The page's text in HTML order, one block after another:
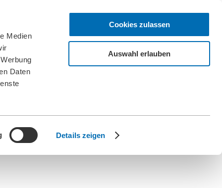
Medien
Daten
Details zeigen
Cookies zulassen
Auswahl erlauben